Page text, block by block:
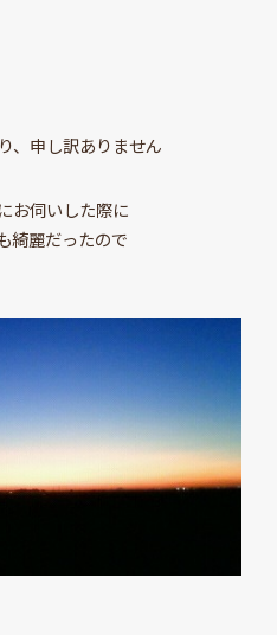
、申し訳ありません
お伺いした際に
綺麗だったので